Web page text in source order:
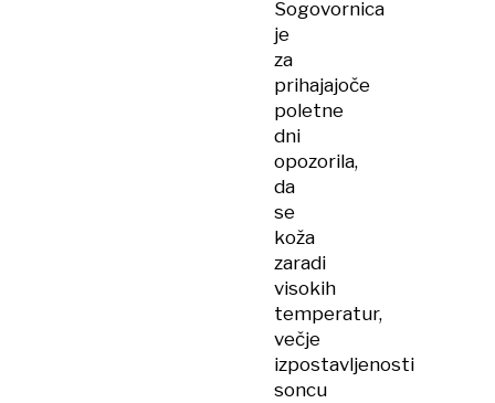
Sogovornica
je
za
prihajajoče
poletne
dni
opozorila,
da
se
koža
zaradi
visokih
temperatur,
večje
izpostavljenosti
soncu